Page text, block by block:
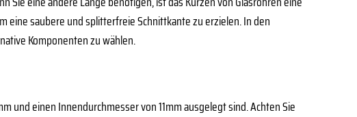
eine saubere und splitterfreie Schnittkante zu erzielen. In den
Komponenten zu wählen.
und einen Innendurchmesser von 11mm ausgelegt sind. Achten Sie